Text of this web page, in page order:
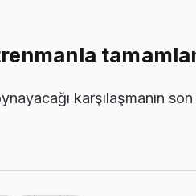
karşılaşmanın son